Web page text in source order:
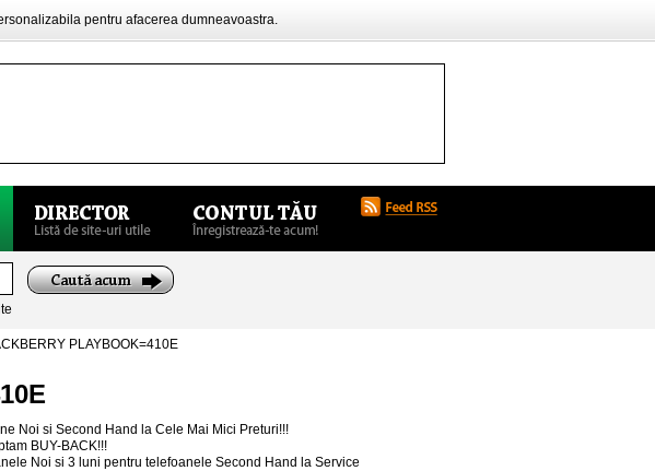
pentru afacerea dumneavoastra.
PLAYBOOK=410E
Noi si Second Hand la Cele Mai Mici Preturi!!!
BUY-BACK!!!
Noi si 3 luni pentru telefoanele Second Hand la Service